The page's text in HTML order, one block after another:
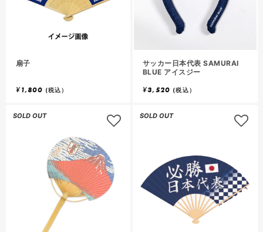
扇子
¥1,800 (税込）
サッカー日本代表 SAMURAI
BLUE アイスジー
¥3,520 (税込）
SOLD OUT SOLD OUT